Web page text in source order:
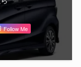
Follow Me